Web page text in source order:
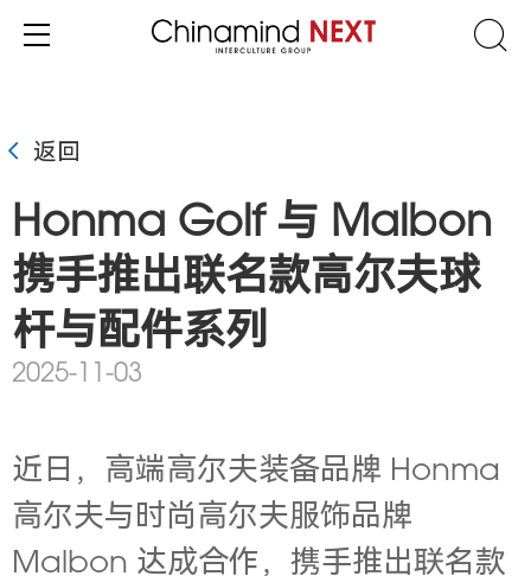
返回
Honma Golf 与 Malbon
携手推出联名款高尔夫球
杆与配件系列
2025-11-03
近日，高端高尔夫装备品牌 Honma
高尔夫与时尚高尔夫服饰品牌
Malbon 达成合作，携手推出联名款